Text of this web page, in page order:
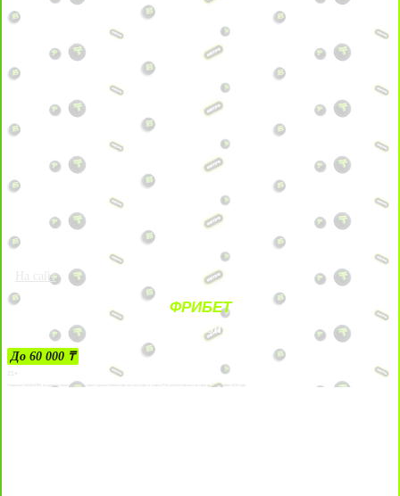
На сайт
ФРИБЕТ
ЗА ДЕПОЗИТЫ
До 60 000 ₸
21+
Лицензии №24514359, выданной комитетом индустрии туризма Министерства культуры и спорта Республики Казахстан срок до 27 сентября 2034 года.